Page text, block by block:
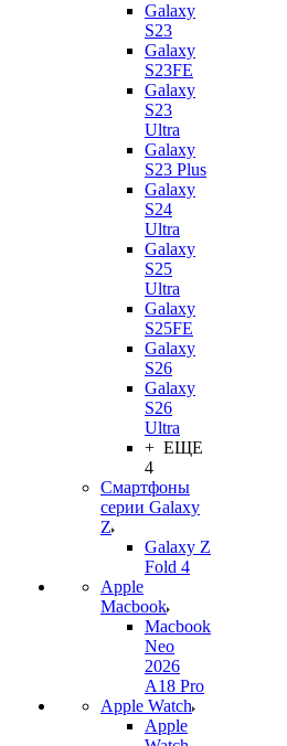
Galaxy
S23
Galaxy
S23FE
Galaxy
S23
Ultra
Galaxy
S23 Plus
Galaxy
S24
Ultra
Galaxy
S25
Ultra
Galaxy
S25FE
Galaxy
S26
Galaxy
S26
Ultra
+ ЕЩЕ
4
Смартфоны
серии Galaxy
Z
Galaxy Z
Fold 4
Apple
Macbook
Macbook
Neo
2026
A18 Pro
Apple Watch
Apple